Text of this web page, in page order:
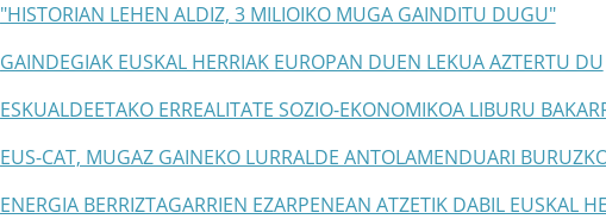
"HISTORIAN LEHEN ALDIZ, 3 MILIOIKO MUGA GAINDITU DUGU"
GAINDEGIAK EUSKAL HERRIAK EUROPAN DUEN LEKUA AZTERTU DU
ESKUALDEETAKO ERREALITATE SOZIO-EKONOMIKOA LIBURU
EUS-CAT, MUGAZ GAINEKO LURRALDE ANTOLAMENDUARI
ENERGIA BERRIZTAGARRIEN EZARPENEAN ATZETIK DABIL EUSKAL